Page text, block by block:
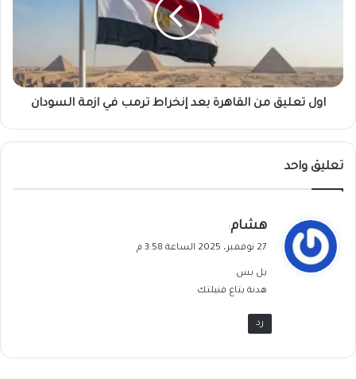
في
ازمة
السوداناول تعليق من القاهرة بعد إنخراط ترمب في ازمة السودان
تعليق واحد
ي
ق
ل
هشام:
27 نوفمبر، 2025 الساعة 3:58 م
بل بس
هدنة بتاع فنيلتك
رد